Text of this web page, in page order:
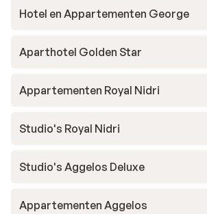
Hotel en Appartementen George
Aparthotel Golden Star
Appartementen Royal Nidri
Studio's Royal Nidri
Studio's Aggelos Deluxe
Appartementen Aggelos